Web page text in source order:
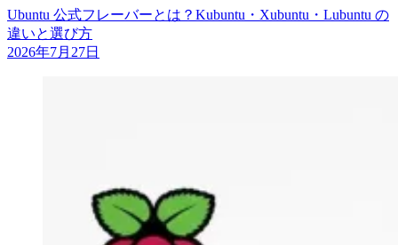
Ubuntu 公式フレーバーとは？Kubuntu・Xubuntu・Lubuntu の
違いと選び方
2026年7月27日